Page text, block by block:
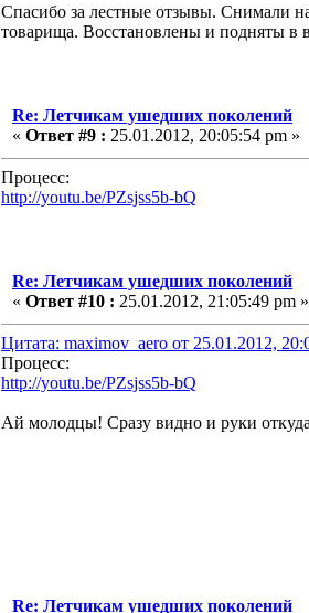
Спасибо за лестные отзывы. Снимали
товарища. Восстановлены и подняты в
Re: Летчикам ушедших поколений
« Ответ #9 : 25.01.2012, 20:05:54 pm »
Процесс:
http://youtu.be/PZsjss5b-bQ
Re: Летчикам ушедших поколений
« Ответ #10 : 25.01.2012, 21:05:49 pm »
Цитата: maximov_aero от 25.01.2012,
Процесс:
http://youtu.be/PZsjss5b-bQ
Ай молодцы! Сразу видно и руки
Re: Летчикам ушедших поколений